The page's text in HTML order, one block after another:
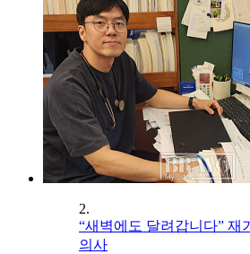
2.
“새벽에도 달려갑니다” 재
의사